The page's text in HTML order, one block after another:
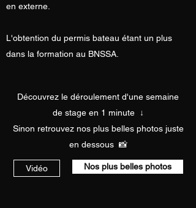
en externe.
L'obtention du permis bateau étant un plus
dans la formation au BNSSA.
Découvrez le déroulement d'une semaine
de stage en 1 minute ↓
Sinon retrouvez nos plus belles photos juste
en dessous 📸
Vidéo Nos plus belles photos